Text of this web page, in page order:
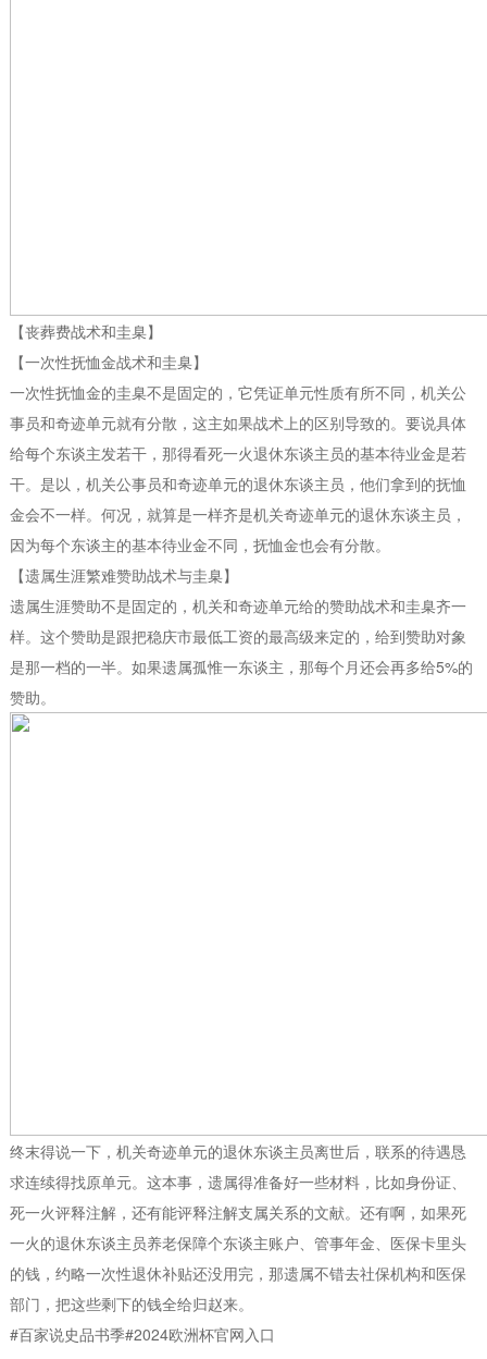
【丧葬费战术和圭臬】
【一次性抚恤金战术和圭臬】
一次性抚恤金的圭臬不是固定的，它凭证单元性质有所不同，机关公
事员和奇迹单元就有分散，这主如果战术上的区别导致的。要说具体
给每个东谈主发若干，那得看死一火退休东谈主员的基本待业金是若
干。是以，机关公事员和奇迹单元的退休东谈主员，他们拿到的抚恤
金会不一样。何况，就算是一样齐是机关奇迹单元的退休东谈主员，
因为每个东谈主的基本待业金不同，抚恤金也会有分散。
【遗属生涯繁难赞助战术与圭臬】
遗属生涯赞助不是固定的，机关和奇迹单元给的赞助战术和圭臬齐一
样。这个赞助是跟把稳庆市最低工资的最高级来定的，给到赞助对象
是那一档的一半。如果遗属孤惟一东谈主，那每个月还会再多给5%的
赞助。
终末得说一下，机关奇迹单元的退休东谈主员离世后，联系的待遇恳
求连续得找原单元。这本事，遗属得准备好一些材料，比如身份证、
死一火评释注解，还有能评释注解支属关系的文献。还有啊，如果死
一火的退休东谈主员养老保障个东谈主账户、管事年金、医保卡里头
的钱，约略一次性退休补贴还没用完，那遗属不错去社保机构和医保
部门，把这些剩下的钱全给归赵来。
#百家说史品书季#2024欧洲杯官网入口